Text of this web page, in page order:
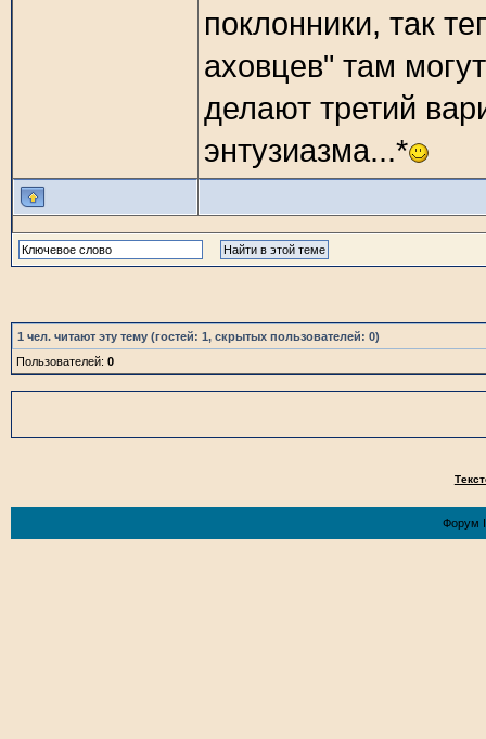
поклонники, так
аховцев" там
делают третий
энтузиазма...*
1 чел. читают эту тему (гостей: 1, скрытых пользователей: 0)
Пользователей: 0
Форум